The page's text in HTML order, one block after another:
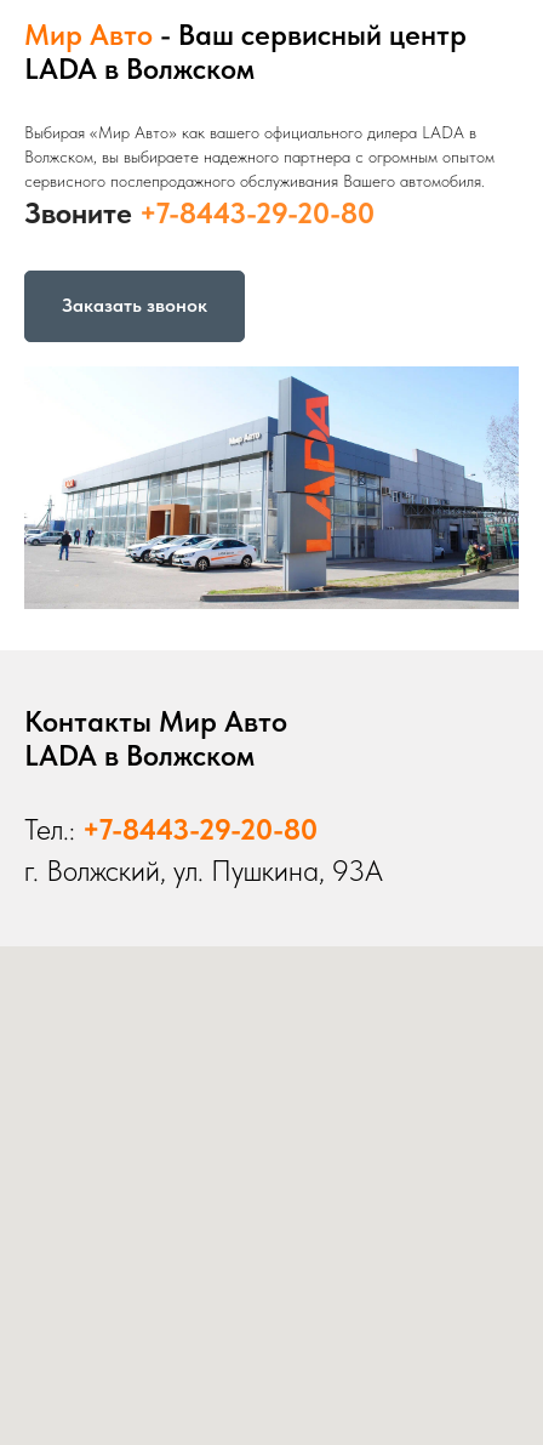
Мир Авто - Ваш сервисный центр
LADA в Волжском
Выбирая «Мир Авто» как вашего официального дилера LADA в
Волжском, вы выбираете надежного партнера с огромным опытом
сервисного послепродажного обслуживания Вашего автомобиля.
Звоните +7-8443-29-20-80
Заказать звонок
Контакты Мир Авто
LADA в Волжском
Тел.: +7-8443-29-20-80
г. Волжский, ул. Пушкина, 93А